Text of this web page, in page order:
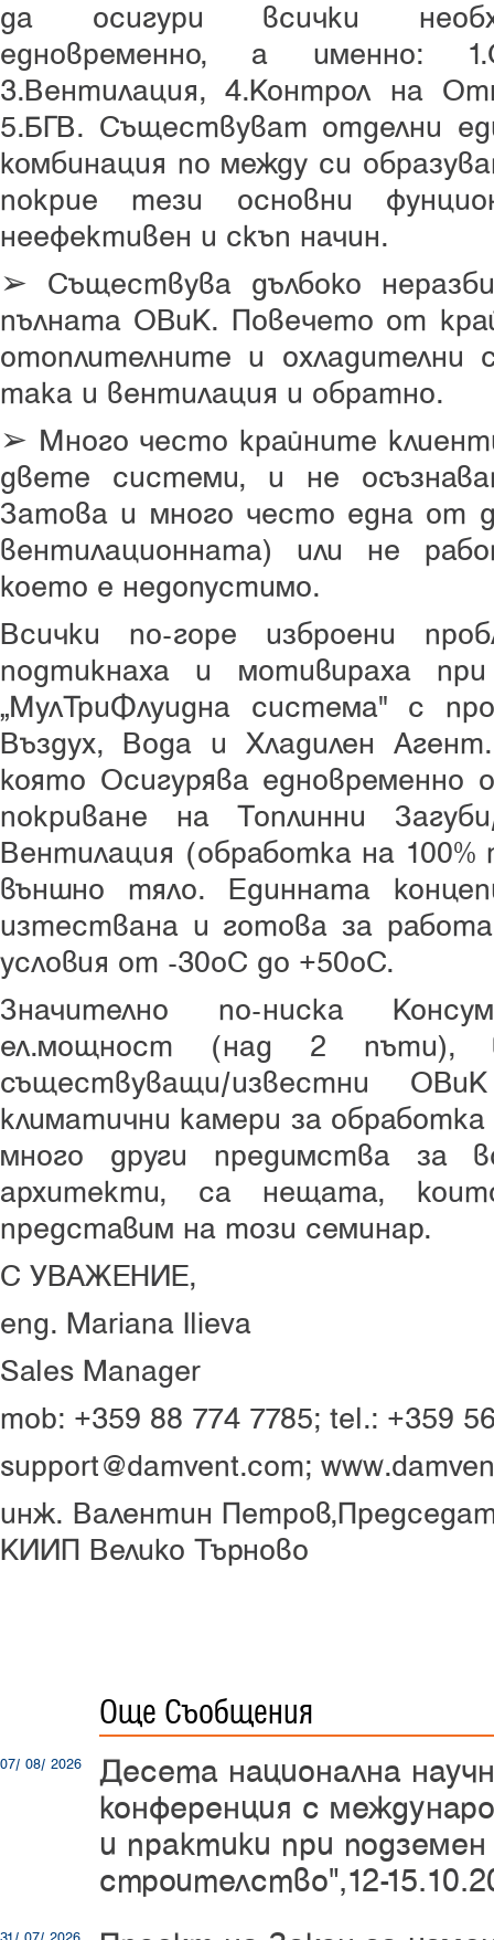
да осигури всички
едновременно, а именно:
3.Вентилация, 4.Контрол на
5.БГВ. Съществуват отделни
комбинация по между си
покрие тези основни
неефективен и скъп начин.
➢ Съществува дълбоко
пълната ОВиК. Повечето от
отоплителните и охладителни
така и вентилация и обратно.
➢ Много често крайните
двете системи, и не
Затова и много често една от
вентилационната) или не
което е недопустимо.
Всички по-горе изброени
подтикнаха и мотивираха
„МулТриФлуидна система" с
Въздух, Вода и Хладилен
която Осигурява едновременно
покриване на Топлинни
Вентилация (обработка на 100%
външно тяло. Единната
изтествана и готова за
условия от -30оС до +50оС.
Значително по-ниска
ел.мощност (над 2 пъти),
съществуващи/известни
климатични камери за
много други предимства за
архитекти, са нещата,
представим на този семинар.
С УВАЖЕНИЕ,
eng. Mariana Ilieva
Sales Manager
mob: +359 88 774 7785; tel.: +359
support@damvent.com;
инж. Валентин Петров,
КИИП Велико Търново
Още Съобщения
07/ 08/ 2026
Десета национална
конференция с
и практики при
строителство",12-